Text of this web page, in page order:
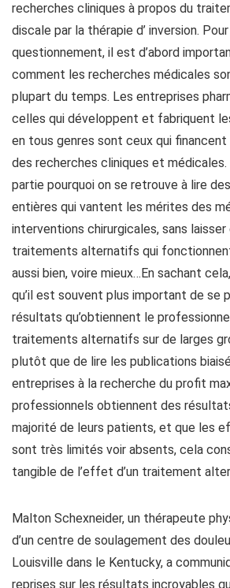
recherches cliniques à propos du
discale par la thérapie d’ inversion.
questionnement, il est d’abord
comment les recherches médicales
plupart du temps. Les entreprises
celles qui développent et fabriquent
en tous genres sont ceux qui financent
des recherches cliniques et médicales.
partie pourquoi on se retrouve à lire
entières qui vantent les mérites des
interventions chirurgicales, sans
traitements alternatifs qui
aussi bien, voire mieux…En sachant
qu’il est souvent plus important de se
résultats qu’obtiennent le
traitements alternatifs sur de larges
plutôt que de lire les publications
entreprises à la recherche du profit
professionnels obtiennent des
majorité de leurs patients, et que les
sont très limités voir absents, cela
tangible de l’effet d’un traitement
Malton Schexneider, un thérapeute
d’un centre de soulagement des
Louisville dans le Kentucky, a
reprises sur les résultats incroyables